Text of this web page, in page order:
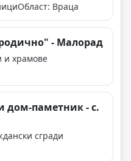
Област: Враца
- Малорад
и храмове
дом-паметник - с.
сгради